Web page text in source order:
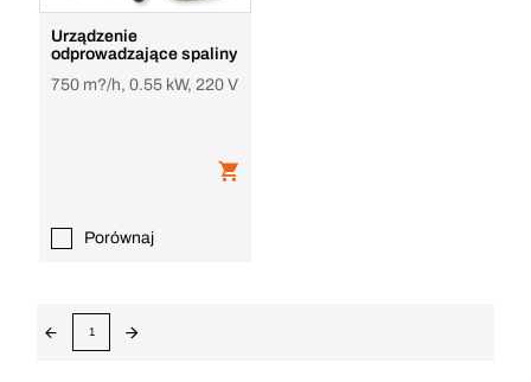
Urządzenie
odprowadzające spaliny
750 m?/h, 0.55 kW, 220 V
Porównaj
1